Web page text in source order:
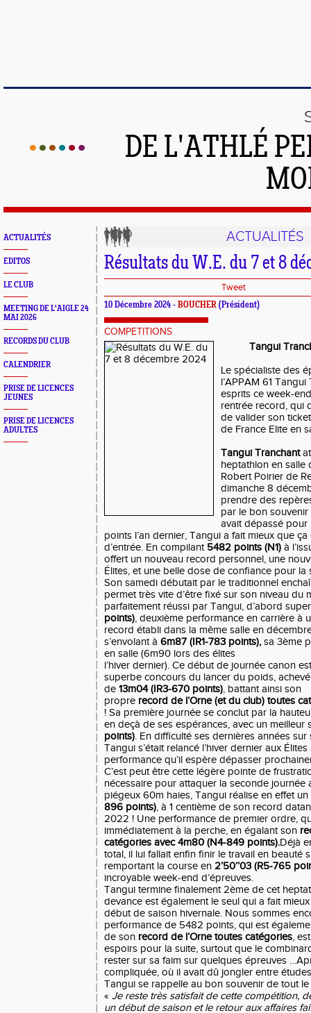
DE L'ATHLÉ
ACTUALITÉS
EDITOS
LE CLUB
MEETING DE L'AIGLE 24
MAI 2026
RECORDS DU CLUB
CALENDRIER
PRISE DE LICENCES
JEUNES
PRISE DE LICENCES
ADULTES
ACTUALITÉS
Résultats du W.E. du 7 et 8
Tweet
10 Décembre 2024 - BOUCHER (Président)
COMPETITIONS
Tangui
Le spécialiste des
l’APPAM 61
esprits ce week-
rentrée record, qui
de valider son
de France Elite en
Tangui Tranchant
heptathlon en salle
Robert Poirier de
dimanche 8
prendre des
par le bon
avait dépassé
points l’an dernier, Tangui a fait mieux que
d’entrée. En compilant 5482 points (N1) à
offert un nouveau record personnel, une
Élites, et une belle dose de confiance pour la
Son samedi débutait par le traditionnel
permet très vite d’être fixé sur son niveau du
parfaitement réussi par Tangui, d’abord
points), deuxième performance en carrière à
record établi dans la même salle en
s’envolant à 6m87 (IR1-783 points),sa 3ème
en salle (6m90 lors des élites
l’hiver dernier). Ce début de journée canon
superbe concours du lancer du poids,
de 13m04 (IR3-670 points), battant ainsi son
propre record de l’Orne (et du club) toutes
! Sa première journée se conclut par la
en deçà de ses espérances, avec un meilleur
points). En difficulté ses dernières années
Tangui s’était relancé l’hiver dernier aux
performance qu’il espère dépasser
C’est peut être cette légère pointe de
nécessaire pour attaquer la seconde journée
piégeux 60m haies, Tangui réalise en effet
896 points), à 1 centième de son record
2022 ! Une performance de premier ordre,
immédiatement à la perche, en égalant son
catégories avec 4m80 (N4-849 points).Déjà
total, il lui fallait enfin finir le travail en beauté
remportant la course en 2’50’’03 (R5-765
incroyable week-end d’épreuves.
Tangui termine finalement 2ème de cet
devance est également le seul qui a fait
début de saison hivernale. Nous sommes
performance de 5482 points, qui est
de son record de l’Orne toutes catégories,
espoirs pour la suite, surtout que le
rester sur sa faim sur quelques épreuves
compliquée, où il avait dû jongler entre
Tangui se rappelle au bon souvenir de tout
« Je reste très satisfait de cette compétition,
un début de saison et le retour aux affaires